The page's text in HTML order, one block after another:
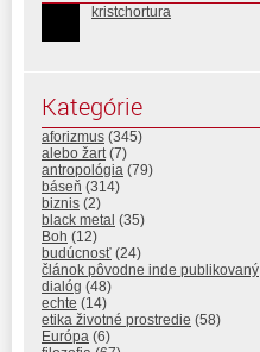
kristchortura
Kategórie
aforizmus (345)
alebo žart(7)
antropológia (79)
báseň (314)
biznis (2)
black metal (35)
Boh (12)
budúcnosť (24)
článok pôvodne inde publikovaný
dialóg (48)
echte (14)
etika životné prostredie (58)
Európa (6)